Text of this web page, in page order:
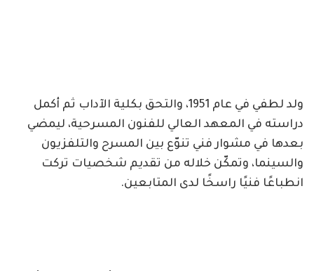
ولد لطفي في عام 1951، والتحق بكلية الآداب ثم أكمل
دراسته في المعهد العالي للفنون المسرحية، ليمضي
بعدها في مشوار فني تنوّع بين المسرح والتلفزيون
والسينما، وتمكّن خلاله من تقديم شخصيات تركت
انطباعًا فنيًا راسخًا لدى المتابعين.